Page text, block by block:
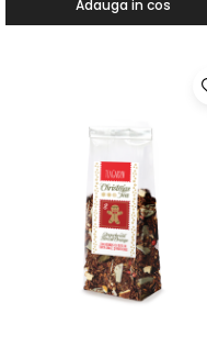
Adauga in cos